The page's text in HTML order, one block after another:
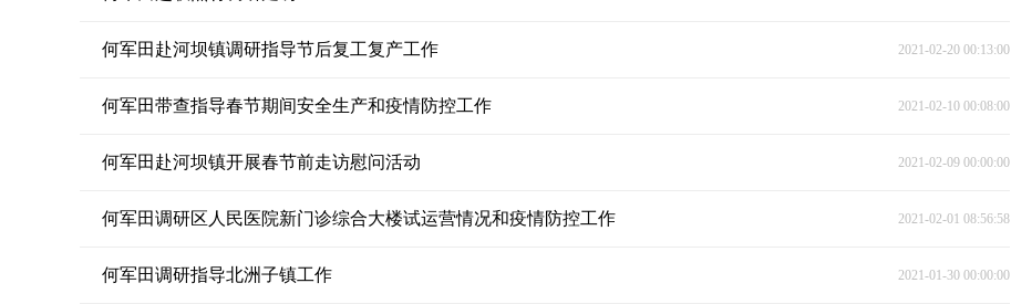
何军田赴河坝镇调研指导节后复工复产工作 2021-02-20 00:13:00
何军田带查指导春节期间安全生产和疫情防控工作 2021-02-10 00:08:00
何军田赴河坝镇开展春节前走访慰问活动 2021-02-09 00:00:00
何军田调研区人民医院新门诊综合大楼试运营情况和疫情防控工作 2021-02-01 08:56:58
何军田调研指导北洲子镇工作 2021-01-30 00:00:00